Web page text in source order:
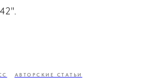
АВТОРСКИЕ СТАТЬИ